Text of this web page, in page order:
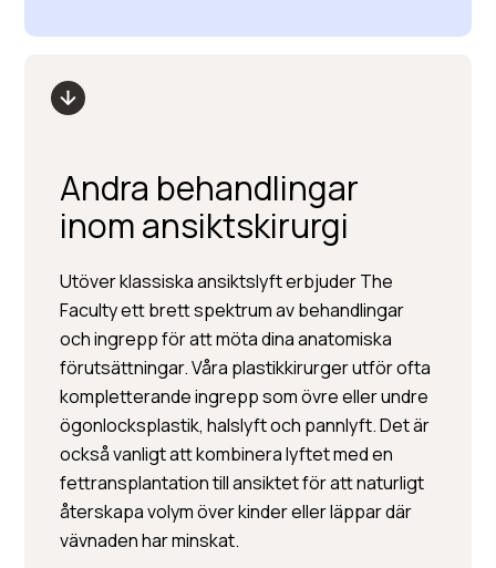
Andra behandlingar
inom ansiktskirurgi
Utöver klassiska ansiktslyft erbjuder The
Faculty ett brett spektrum av behandlingar
och ingrepp för att möta dina anatomiska
förutsättningar. Våra plastikkirurger utför ofta
kompletterande ingrepp som övre eller undre
ögonlocksplastik, halslyft och pannlyft. Det är
också vanligt att kombinera lyftet med en
fettransplantation till ansiktet för att naturligt
återskapa volym över kinder eller läppar där
vävnaden har minskat.